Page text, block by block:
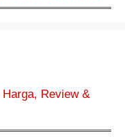
Review &